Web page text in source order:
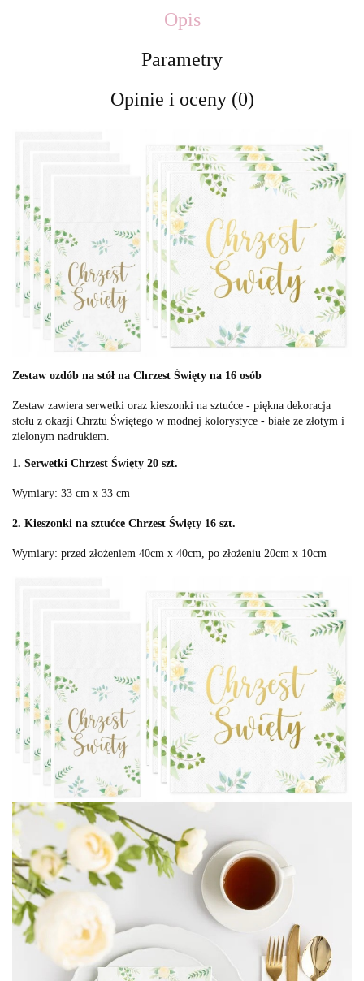
Opis
Parametry
Opinie i oceny (0)
Zestaw ozdób na stół na Chrzest Święty na 16 osób
Zestaw zawiera serwetki oraz kieszonki na sztućce - piękna dekoracja
stołu z okazji Chrztu Świętego w modnej kolorystyce - białe ze złotym i
zielonym nadrukiem.
1. Serwetki Chrzest Święty 20 szt.
Wymiary: 33 cm x 33 cm
2. Kieszonki na sztućce Chrzest Święty 16 szt.
Wymiary: przed złożeniem 40cm x 40cm, po złożeniu 20cm x 10cm